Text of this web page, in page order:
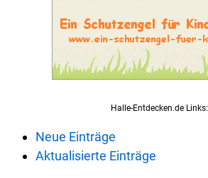
Halle-Entdecken.de Links:
Neue Einträge
Aktualisierte Einträge